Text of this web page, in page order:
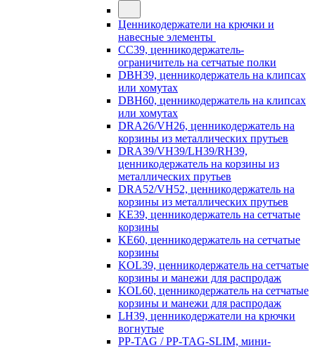
Ценникодержатели на крючки и
навесные элементы
CC39, ценникодержатель-
ограничитель на сетчатые полки
DBH39, ценникодержатель на клипсах
или хомутах
DBH60, ценникодержатель на клипсах
или хомутах
DRA26/VH26, ценникодержатель на
корзины из металлических прутьев
DRA39/VH39/LH39/RH39,
ценникодержатель на корзины из
металлических прутьев
DRA52/VH52, ценникодержатель на
корзины из металлических прутьев
KE39, ценникодержатель на сетчатые
корзины
KE60, ценникодержатель на сетчатые
корзины
KOL39, ценникодержатель на сетчатые
корзины и манежи для распродаж
KOL60, ценникодержатель на сетчатые
корзины и манежи для распродаж
LH39, ценникодержатели на крючки
вогнутые
PP-TAG / PP-TAG-SLIM, мини-